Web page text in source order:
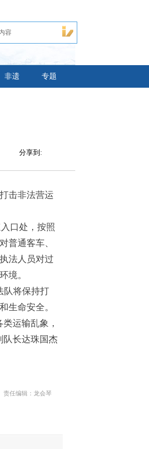
非遗 专题
分享到:
击非法营运
口处，按照
普通客车、
法人员对过
境。
队将保持打
生命安全。
运输乱象，
队长达珠国杰
责任编辑：龙会琴